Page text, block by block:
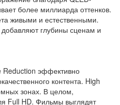
более миллиарда оттенков.
живыми и естественными.
глубины сценам и
эффективно
контента. High
зонах. В целом,
Full HD. Фильмы выглядят